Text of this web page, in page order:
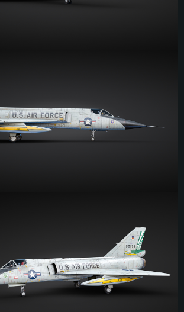
别的显卡 - AMD Radeon 77XX / NVIDIA GeForce
11 (64位)
Ryzen 5 3600 及以上
以上级别的显卡 - Nvidia GeForce GTX1060 /
级及更高
5200 (Mac) 或同等水平的 AMD / Nvidia显卡 (游戏
11.0 或更新版本
Xeon系列)
II或更高，需要支持Metal
660 及最新显卡驱动 (至少为半年以内的版本) 或同
64位
1060 与最新显卡驱动 (至少为半年以内的版本) 或